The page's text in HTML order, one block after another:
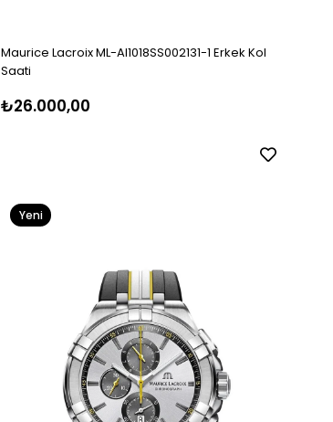
Maurice Lacroix ML-AI1018SS002131-1 Erkek Kol
Saati
₺26.000,00
Yeni